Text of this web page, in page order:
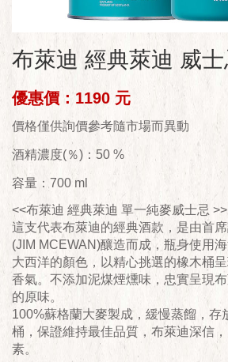
布萊迪 經典萊迪 威
優惠價：1190 元
價格僅供詢價參考隨市場而異動
酒精濃度(％)：50 %
容量：700 ml
<<布萊迪 經典萊迪 單一純麥威士忌 >>
這支代表布萊迪的經典酒款，是由首
(JIM MCEWAN)釀造而成，瓶身使用
大西洋的顏色，以精心挑選的橡木桶
香氣。不添加泥煤煙燻味，忠實呈現
的原味。
100%蘇格蘭大麥製成，緩慢蒸餾，存
桶，保證維持最佳品質，布萊迪深信
素。